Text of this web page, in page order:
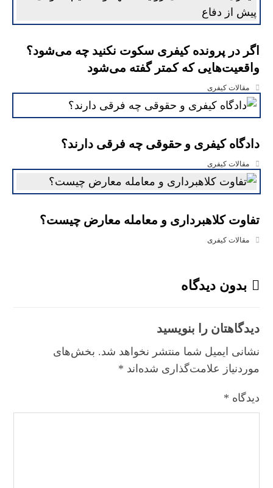
اگر در پرونده کیفری سکوت نکنید چه می‌شود؟
واقعیت‌هایی که کمتر گفته می‌شود
مقالات کیفری
دادگاه کیفری و حقوقی چه فرقی دارند؟
مقالات کیفری
تفاوت کلاهبرداری و معامله معارض چیست؟
مقالات کیفری
بدون دیدگاه
دیدگاهتان را بنویسید
نشانی ایمیل شما منتشر نخواهد شد. بخش‌های
موردنیاز علامت‌گذاری شده‌اند *
دیدگاه *